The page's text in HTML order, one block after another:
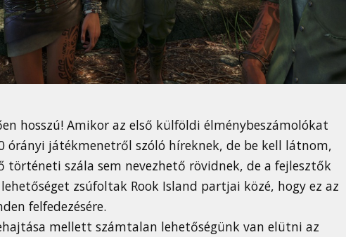
hosszú! Amikor az első külföldi élménybeszámolókat
órányi játékmenetről szóló híreknek, de be kell látnom,
történeti szála sem nevezhető rövidnek, de a fejlesztők
zsúfoltak Rook Island partjai közé, hogy ez az
felfedezésére.
mellett számtalan lehetőségünk van elütni az